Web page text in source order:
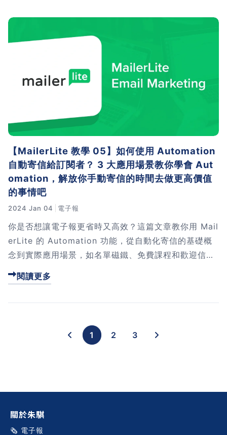
【MailerLite 教學 05】如何使用 Automation
自動寄信給訂閱者？ 3 大應用場景教你學會 Aut
omation，解放你手動寄信的時間去做更高價值
的事情吧
2024 Jan 04 電子報
你是否想讓電子報更省時又高效？這篇文章教你用 Mail
erLite 的 Automation 功能，從自動化寄信的基礎概
念到實際應用場景，如名單磁鐵、免費課程和歡迎信，
化解放你的時間吧！
閱讀更多
1 2 3
關於朱騏
🗞️ 電子報